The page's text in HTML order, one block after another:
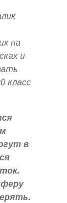
на
и
класс
в